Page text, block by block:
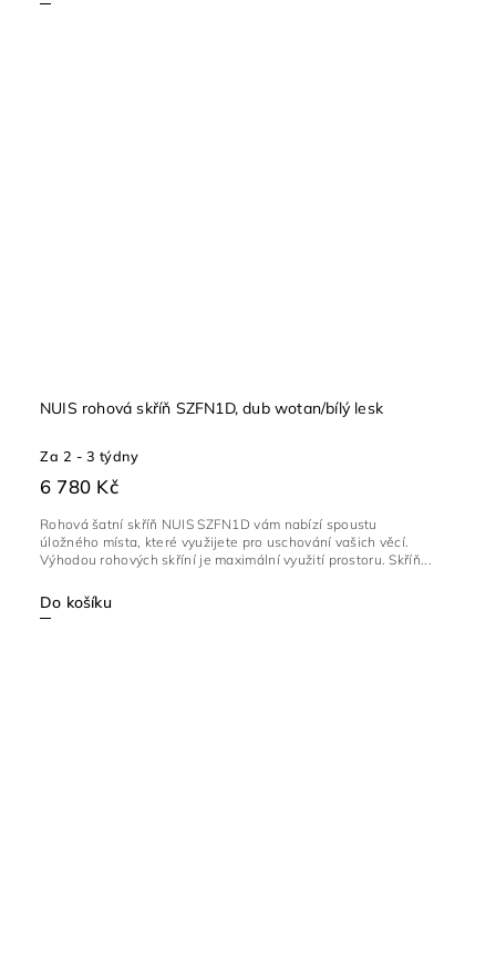
NUIS rohová skříň SZFN1D, dub wotan/bílý lesk
Za 2 - 3 týdny
6 780 Kč
Do košíku
Rohová šatní skříň NUIS SZFN1D vám nabízí spoustu
úložného místa, které využijete pro uschování vašich věcí.
Výhodou rohových skříní je maximální využití prostoru. Skříň...